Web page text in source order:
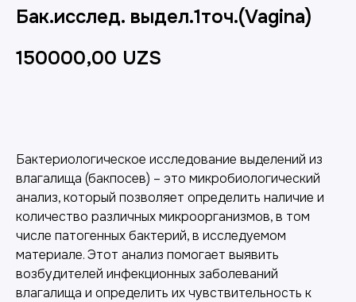
Бак.исслед. выдел.1точ.(Vagina)
150000,00 UZS
Бактериологическое исследование выделений из
влагалища (бакпосев) – это микробиологический
анализ, который позволяет определить наличие и
количество различных микроорганизмов, в том
числе патогенных бактерий, в исследуемом
материале. Этот анализ помогает выявить
возбудителей инфекционных заболеваний
влагалища и определить их чувствительность к